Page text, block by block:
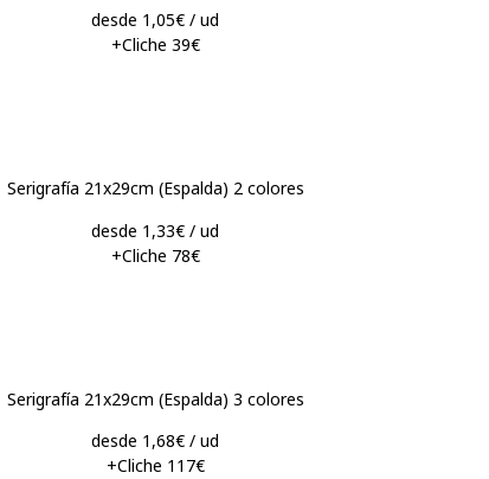
desde 1,05€ / ud
+Cliche 39€
Serigrafía 21x29cm (Espalda) 2 colores
desde 1,33€ / ud
+Cliche 78€
Serigrafía 21x29cm (Espalda) 3 colores
desde 1,68€ / ud
+Cliche 117€